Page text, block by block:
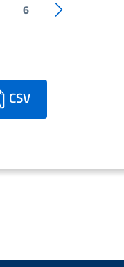
6
Pagina
CSV